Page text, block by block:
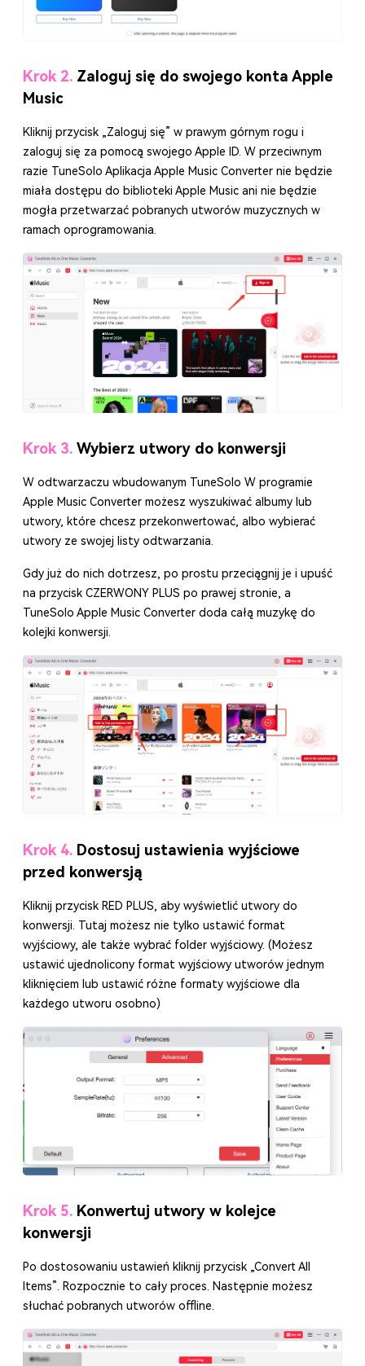
Krok 2. Zaloguj się do swojego konta Apple
Music
Kliknij przycisk „Zaloguj się” w prawym górnym rogu i
zaloguj się za pomocą swojego Apple ID. W przeciwnym
razie TuneSolo Aplikacja Apple Music Converter nie będzie
miała dostępu do biblioteki Apple Music ani nie będzie
mogła przetwarzać pobranych utworów muzycznych w
ramach oprogramowania.
Krok 3. Wybierz utwory do konwersji
W odtwarzaczu wbudowanym TuneSolo W programie
Apple Music Converter możesz wyszukiwać albumy lub
utwory, które chcesz przekonwertować, albo wybierać
utwory ze swojej listy odtwarzania.
Gdy już do nich dotrzesz, po prostu przeciągnij je i upuść
na przycisk CZERWONY PLUS po prawej stronie, a
TuneSolo Apple Music Converter doda całą muzykę do
kolejki konwersji.
Krok 4. Dostosuj ustawienia wyjściowe
przed konwersją
Kliknij przycisk RED PLUS, aby wyświetlić utwory do
konwersji. Tutaj możesz nie tylko ustawić format
wyjściowy, ale także wybrać folder wyjściowy. (Możesz
ustawić ujednolicony format wyjściowy utworów jednym
kliknięciem lub ustawić różne formaty wyjściowe dla
każdego utworu osobno)
Krok 5. Konwertuj utwory w kolejce
konwersji
Po dostosowaniu ustawień kliknij przycisk „Convert All
Items”. Rozpocznie to cały proces. Następnie możesz
słuchać pobranych utworów offline.